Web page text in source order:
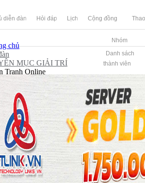
diễn đàn Hỏi đáp Lịch Cộng đồng
Nhóm
Danh sách
thành viên
MỤC GIẢI TRÍ
Tranh Online